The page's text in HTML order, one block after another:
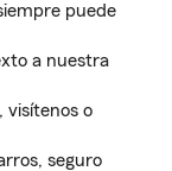
puede
a nuestra
visítenos o
seguro